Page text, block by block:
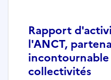
Rapport
l'ANCT,
incontournable
collectivités